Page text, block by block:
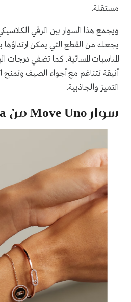
مستقلة.
ويجمع هذا السوار بين الرقي
يجعله من القطع التي يمكن ارتداؤها
المناسبات المسائية. كما تضفي درجات
أنيقة تتناغم مع أجواء الصيف وتمنح
التميز والجاذبية.
سوار Move Uno من Messika